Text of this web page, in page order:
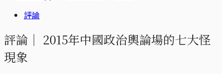
評論
評論｜ 2015年中國政治輿論場的七大怪
現象